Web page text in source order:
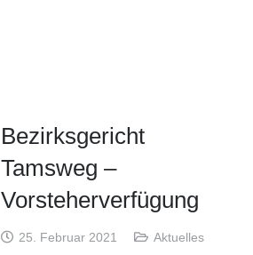
Bezirksgericht
Tamsweg –
Vorsteherverfügung
25. Februar 2021 Aktuelles